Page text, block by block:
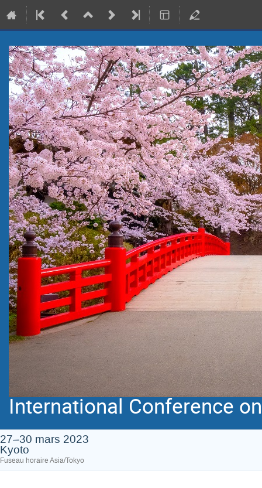
International Conference
27–30 mars 2023
Kyoto
Fuseau horaire Asia/Tokyo